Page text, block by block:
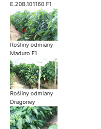
E.20B.101160 F1
Rośliny odmiany
Maduro F1
Rośliny odmiany
Dragoney